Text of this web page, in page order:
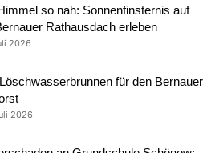
so nah: Sonnenfinsternis auf
Rathausdach erleben
2026
für den Bernauer
2026